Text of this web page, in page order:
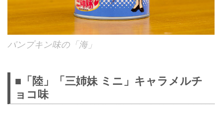
パンプキン味の「海」
■「陸」「三姉妹 ミニ」キャラメルチ
ョコ味